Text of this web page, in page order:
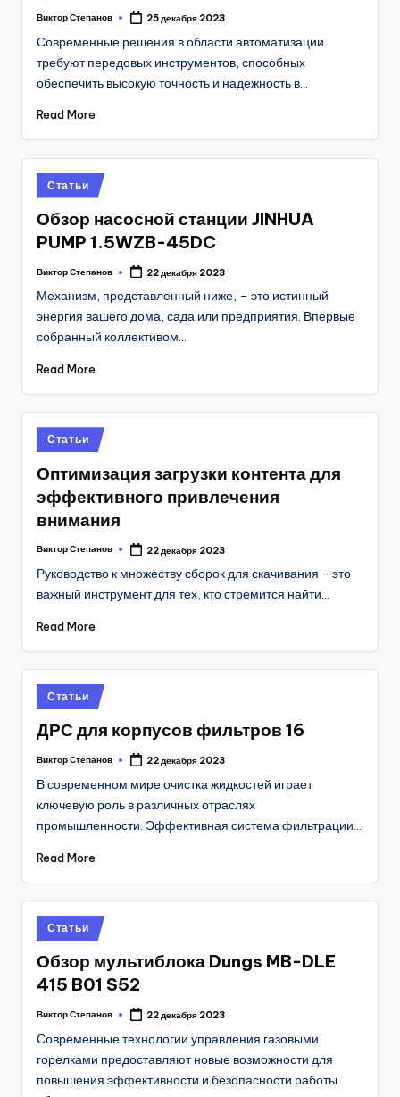
Posted
Виктор Степанов 25 декабря 2023
Современные решения в области автоматизации
требуют передовых инструментов, способных
обеспечить высокую точность и надежность в…
Read More
Posted
in
Статьи
Обзор насосной станции JINHUA
PUMP 1.5WZB-45DC
Posted
Виктор Степанов 22 декабря 2023
Механизм, представленный ниже, – это истинный
энергия вашего дома, сада или предприятия. Впервые
собранный коллективом…
Read More
Posted
in
Статьи
Оптимизация загрузки контента для
эффективного привлечения
внимания
Posted
Виктор Степанов 22 декабря 2023
Руководство к множеству сборок для скачивания - это
важный инструмент для тех, кто стремится найти…
Read More
Posted
in
Статьи
ДРС для корпусов фильтров 16
Posted
Виктор Степанов 22 декабря 2023
В современном мире очистка жидкостей играет
ключевую роль в различных отраслях
промышленности. Эффективная система фильтрации…
Read More
Posted
in
Статьи
Обзор мультиблока Dungs MB-DLE
415 B01 S52
Posted
Виктор Степанов 22 декабря 2023
Современные технологии управления газовыми
горелками предоставляют новые возможности для
повышения эффективности и безопасности работы